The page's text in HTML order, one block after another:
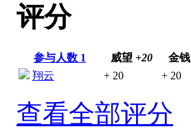
评分
参与人数 1 威望 +20 金钱
翔云
+ 20 + 20
查看全部评分